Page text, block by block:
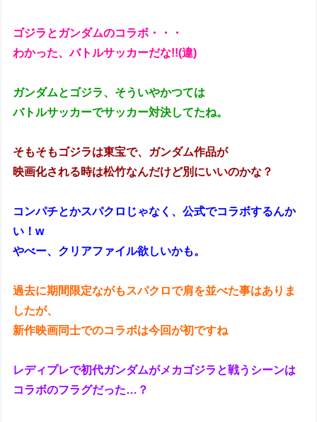
ゴジラとガンダムのコラボ・・・
わかった、バトルサッカーだな!!(違)
ガンダムとゴジラ、そういやかつては
バトルサッカーでサッカー対決してたね。
そもそもゴジラは東宝で、ガンダム作品が
映画化される時は松竹なんだけど別にいいのかな？
コンパチとかスパクロじゃなく、公式でコラボするんか
い！w
やべー、クリアファイル欲しいかも。
過去に期間限定ながもスパクロで肩を並べた事はありま
したが、
新作映画同士でのコラボは今回が初ですね
レディプレで初代ガンダムがメカゴジラと戦うシーンは
コラボのフラグだった…？